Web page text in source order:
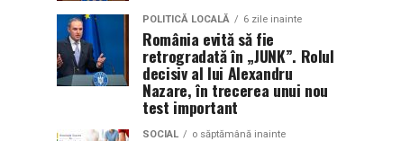
POLITICĂ LOCALĂ 6 zile inainte
România evită să fie
retrogradată în „JUNK”. Rolul
decisiv al lui Alexandru
Nazare, în trecerea unui nou
test important
SOCIAL o săptămână inainte